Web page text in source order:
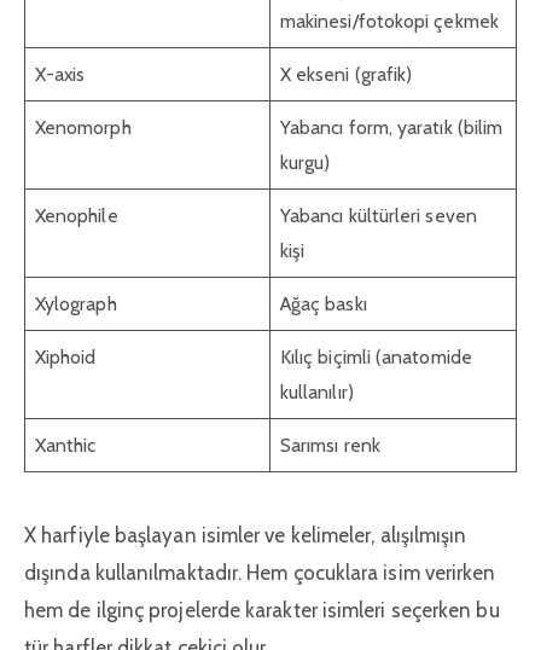
makinesi/fotokopi çekmek
X-axis X ekseni (grafik)
Xenomorph
Yabancı form, yaratık (bilim
kurgu)
Xenophile
Yabancı kültürleri seven
kişi
Xylograph Ağaç baskı
Xiphoid
Kılıç biçimli (anatomide
kullanılır)
Xanthic Sarımsı renk
X harfiyle başlayan isimler ve kelimeler, alışılmışın
dışında kullanılmaktadır. Hem çocuklara isim verirken
hem de ilginç projelerde karakter isimleri seçerken bu